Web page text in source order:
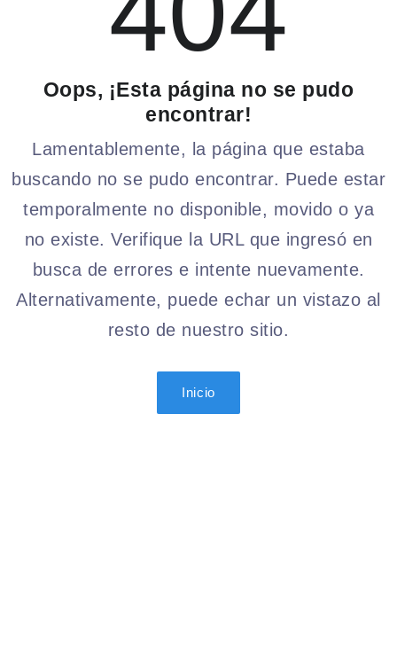
Oops, ¡Esta página no se pudo
encontrar!
Lamentablemente, la página que estaba
buscando no se pudo encontrar. Puede estar
temporalmente no disponible, movido o ya
no existe. Verifique la URL que ingresó en
busca de errores e intente nuevamente.
Alternativamente, puede echar un vistazo al
resto de nuestro sitio.
Inicio